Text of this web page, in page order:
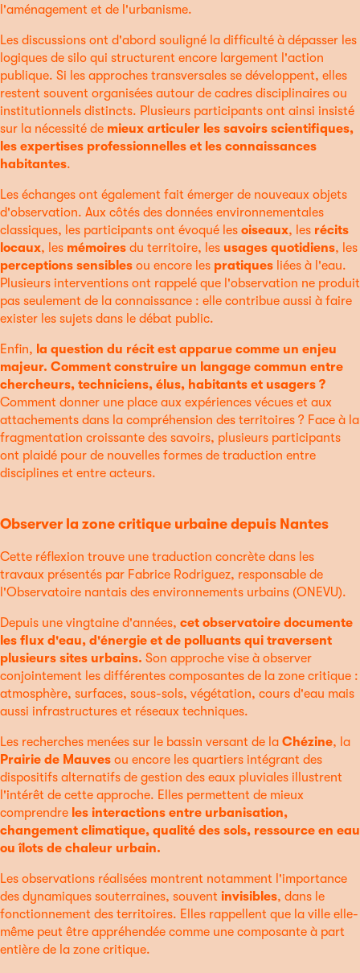
l'aménagement et de l'urbanisme.
Les discussions ont d'abord souligné la difficulté à dépasser les
logiques de silo qui structurent encore largement l'action
publique. Si les approches transversales se développent, elles
restent souvent organisées autour de cadres disciplinaires ou
institutionnels distincts. Plusieurs participants ont ainsi insisté
sur la nécessité de mieux articuler les savoirs scientifiques,
les expertises professionnelles et les connaissances
habitantes.
Les échanges ont également fait émerger de nouveaux objets
d'observation. Aux côtés des données environnementales
classiques, les participants ont évoqué les oiseaux, les récits
locaux, les mémoires du territoire, les usages quotidiens, les
perceptions sensibles ou encore les pratiques liées à l'eau.
Plusieurs interventions ont rappelé que l'observation ne produit
pas seulement de la connaissance : elle contribue aussi à faire
exister les sujets dans le débat public.
Enfin, la question du récit est apparue comme un enjeu
majeur. Comment construire un langage commun entre
chercheurs, techniciens, élus, habitants et usagers ?
Comment donner une place aux expériences vécues et aux
attachements dans la compréhension des territoires ? Face à la
fragmentation croissante des savoirs, plusieurs participants
ont plaidé pour de nouvelles formes de traduction entre
disciplines et entre acteurs.
Observer la zone critique urbaine depuis Nantes
Cette réflexion trouve une traduction concrète dans les
travaux présentés par Fabrice Rodriguez, responsable de
l'Observatoire nantais des environnements urbains (ONEVU).
Depuis une vingtaine d'années, cet observatoire documente
les flux d'eau, d'énergie et de polluants qui traversent
plusieurs sites urbains. Son approche vise à observer
conjointement les différentes composantes de la zone critique :
atmosphère, surfaces, sous-sols, végétation, cours d'eau mais
aussi infrastructures et réseaux techniques.
Les recherches menées sur le bassin versant de la Chézine, la
Prairie de Mauves ou encore les quartiers intégrant des
dispositifs alternatifs de gestion des eaux pluviales illustrent
l'intérêt de cette approche. Elles permettent de mieux
comprendre les interactions entre urbanisation,
changement climatique, qualité des sols, ressource en eau
ou îlots de chaleur urbain.
Les observations réalisées montrent notamment l'importance
des dynamiques souterraines, souvent invisibles, dans le
fonctionnement des territoires. Elles rappellent que la ville elle-
même peut être appréhendée comme une composante à part
entière de la zone critique.